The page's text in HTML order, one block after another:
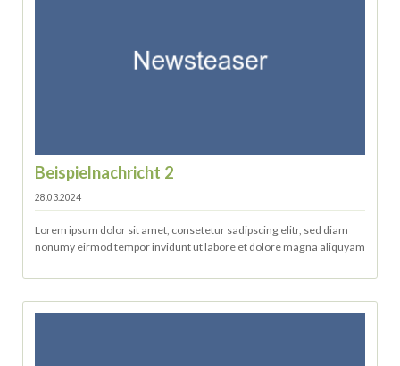
Beispielnachricht 2
28.03.2024
Lorem ipsum dolor sit amet, consetetur sadipscing elitr, sed diam
nonumy eirmod tempor invidunt ut labore et dolore magna aliquyam